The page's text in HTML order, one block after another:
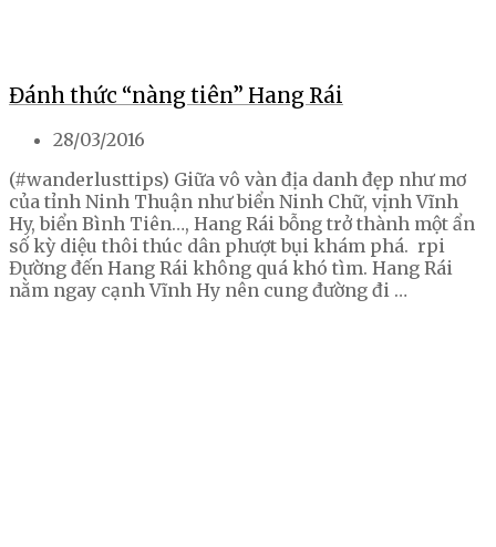
Đánh thức “nàng tiên” Hang Rái
28/03/2016
(#wanderlusttips) Giữa vô vàn địa danh đẹp như mơ
của tỉnh Ninh Thuận như biển Ninh Chữ, vịnh Vĩnh
Hy, biển Bình Tiên…, Hang Rái bỗng trở thành một ẩn
số kỳ diệu thôi thúc dân phượt bụi khám phá. rpi
Đường đến Hang Rái không quá khó tìm. Hang Rái
nằm ngay cạnh Vĩnh Hy nên cung đường đi …